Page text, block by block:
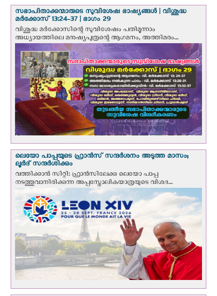
സഭാപിതാക്കന്മാരുടെ സുവിശേഷ ഭാഷ്യങ്ങള്‍ | വിശുദ്ധ
മര്‍ക്കോസ് 13:24-37 | ഭാഗം 29
വിശുദ്ധ മര്‍ക്കോസിന്റെ സുവിശേഷം പതിമൂന്നാം
അധ്യായത്തിലെ മനുഷ്യപുത്രന്റെ ആഗമനം, അത്തിമരം...
ലെയോ പാപ്പയുടെ ഫ്രാന്‍സ് സന്ദര്‍ശനം അടുത്ത മാസം;
ലൂര്‍ദ് സന്ദര്‍ശിക്കും
വത്തിക്കാന്‍ സിറ്റി: ഫ്രാൻസിലേക്കു ലെയോ പാപ്പ
നടത്തുവാനിരിക്കുന്ന അപ്പസ്തോലികയാത്രയുടെ വിശദ...